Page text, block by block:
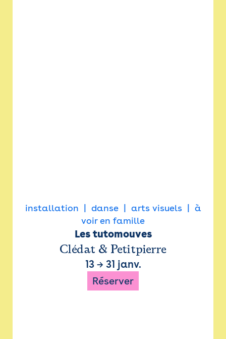
installation danse arts visuels
à
voir en famille
Les tutomouves
Clédat & Petitpierre
13→ 31 janv.
Réserver